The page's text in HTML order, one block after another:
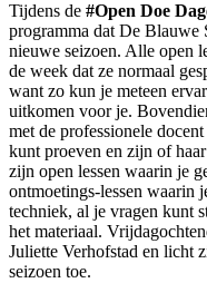
Tijdens de #Open Doe
programma dat De Blauwe
nieuwe seizoen. Alle open
de week dat ze normaal
want zo kun je meteen
uitkomen voor je.
met de professionele
kunt proeven en zijn of
zijn open lessen waarin je
ontmoetings-lessen waarin
techniek, al je vragen kunt
het materiaal.
Juliette Verhofstad en licht
seizoen toe.